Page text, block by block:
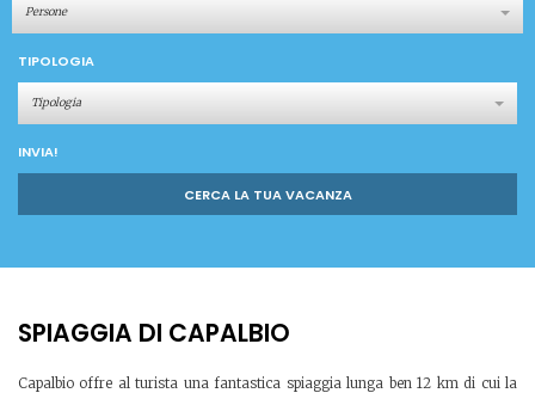
Persone
TIPOLOGIA
Tipologia
INVIA!
CERCA LA TUA VACANZA
SPIAGGIA DI CAPALBIO
Capalbio offre al turista una fantastica spiaggia lunga ben 12 km di cui la